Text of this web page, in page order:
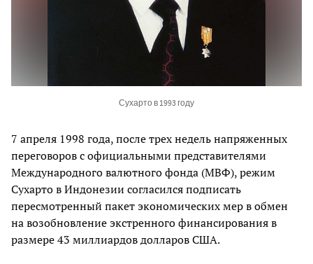
Сухарто в 1993 году
7 апреля 1998 года, после трех недель напряженных
переговоров с официальными представителями
Международного валютного фонда (МВФ), режим
Сухарто в Индонезии согласился подписать
пересмотренный пакет экономических мер в обмен
на возобновление экстренного финансирования в
размере 43 миллиардов долларов США.